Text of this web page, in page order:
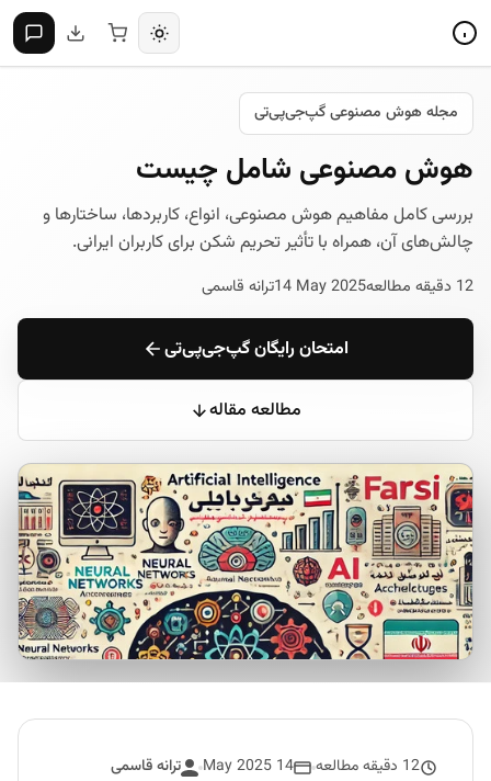
مجله هوش مصنوعی گپ‌جی‌پی‌تی
هوش مصنوعی شامل چیست
بررسی کامل مفاهیم هوش مصنوعی، انواع، کاربردها، ساختارها و
چالش‌های آن، همراه با تأثیر تحریم شکن برای کاربران ایرانی.
12 دقیقه مطالعه 14 May 2025ترانه قاسمی
امتحان رایگان گپ‌جی‌پی‌تی
مطالعه مقاله
12 دقیقه مطالعه 14 May 2025 ترانه قاسمی